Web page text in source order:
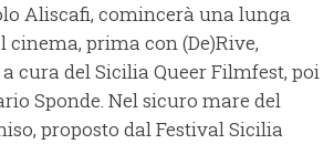
Aliscafi, comincerà una lunga
cinema, prima con (De)Rive,
cura del Sicilia Queer Filmfest, poi
Sponde. Nel sicuro mare del
proposto dal Festival Sicilia